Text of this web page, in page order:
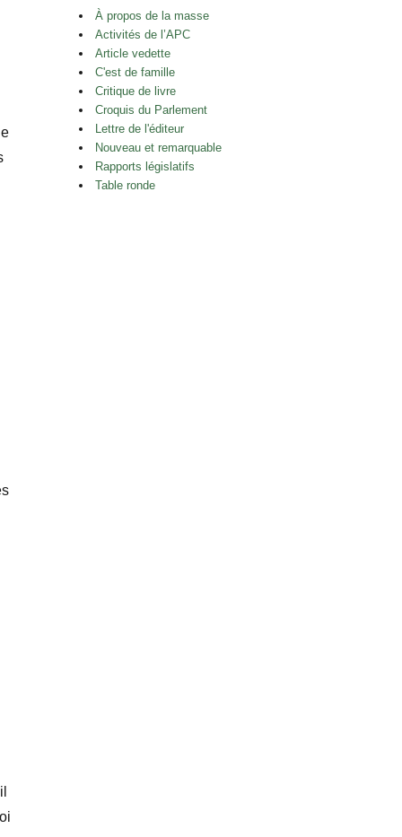
À propos de la masse
Activités de l’APC
Article vedette
C'est de famille
Critique de livre
Croquis du Parlement
Lettre de l'éditeur
Nouveau et remarquable
Rapports législatifs
Table ronde